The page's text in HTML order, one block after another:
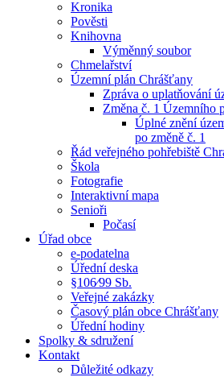
Kronika
Pověsti
Knihovna
Výměnný soubor
Chmelařství
Územní plán Chrášťany
Zpráva o uplatňování
Změna č. 1 Územního
Úplné znění
po změně č. 1
Řád veřejného pohřebiště
Škola
Fotografie
Interaktivní mapa
Senioři
Počasí
Úřad obce
e-podatelna
Úřední deska
§106⁄99 Sb.
Veřejné zakázky
Časový plán obce Chrášťany
Úřední hodiny
Spolky & sdružení
Kontakt
Důležité odkazy